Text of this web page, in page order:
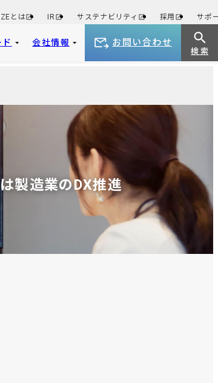
とは IR サステナビリティ 採用 サポ
会社情報 お問い合わせ
検 索
製造業のDX推進